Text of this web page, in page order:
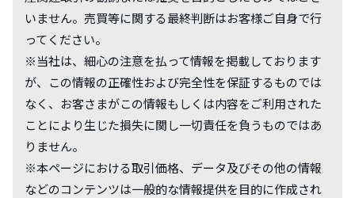
いません。売買等に関する最終判断はお客様ご自身で行
ってください。
※当社は、細心の注意を払って情報を掲載しております
が、この情報の正確性および完全性を保証するものでは
なく、お客さまがこの情報もしくは内容をご利用された
ことにより生じた損失に関し一切責任を負うものではあ
りません。
※本ページにおける取引価格、データ及びその他の情報
などのコンテンツは一般的な情報提供を目的に作成され